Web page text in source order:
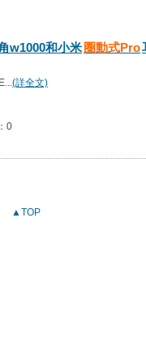
w1000和小米 圈動式Pro
(詳全文)
0
▲TOP